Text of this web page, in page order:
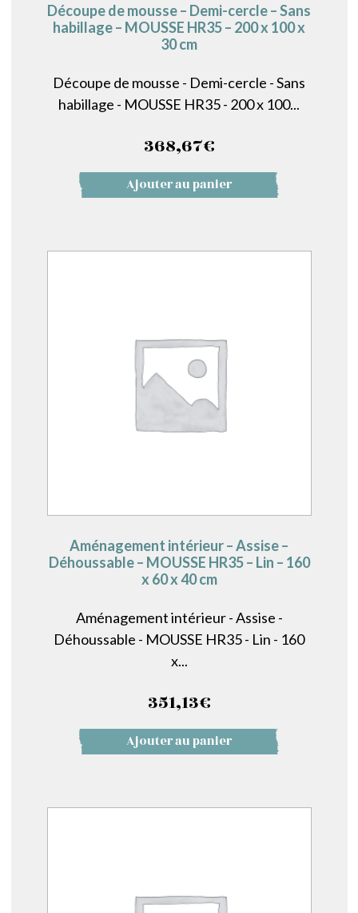
Découpe de mousse – Demi-cercle – Sans
habillage – MOUSSE HR35 – 200 x 100 x
30 cm
Découpe de mousse - Demi-cercle - Sans
habillage - MOUSSE HR35 - 200 x 100...
368,67€
Ajouter au panier
Aménagement intérieur – Assise –
Déhoussable – MOUSSE HR35 – Lin – 160
x 60 x 40 cm
Aménagement intérieur - Assise -
Déhoussable - MOUSSE HR35 - Lin - 160
x...
351,13€
Ajouter au panier